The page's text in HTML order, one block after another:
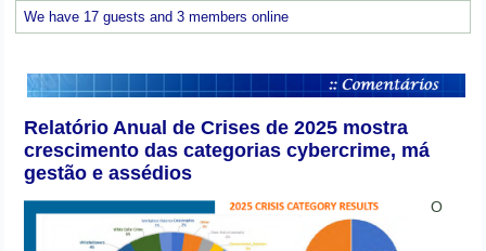
We have 17 guests and 3 members online
Relatório Anual de Crises de 2025 mostra
crescimento das categorias cybercrime, má
gestão e assédios
O